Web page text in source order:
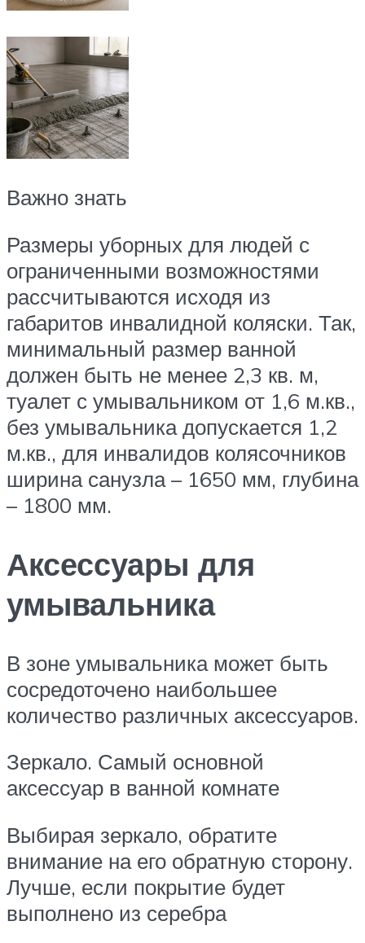
Важно знать
Размеры уборных для людей с
ограниченными возможностями
рассчитываются исходя из
габаритов инвалидной коляски. Так,
минимальный размер ванной
должен быть не менее 2,3 кв. м,
туалет с умывальником от 1,6 м.кв.,
без умывальника допускается 1,2
м.кв., для инвалидов колясочников
ширина санузла – 1650 мм, глубина
– 1800 мм.
Аксессуары для
умывальника
В зоне умывальника может быть
сосредоточено наибольшее
количество различных аксессуаров.
Зеркало. Самый основной
аксессуар в ванной комнате
Выбирая зеркало, обратите
внимание на его обратную сторону.
Лучше, если покрытие будет
выполнено из серебра